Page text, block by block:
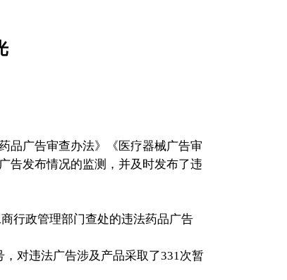
品广告审查办法》《医疗器械广告审
告发布情况的监测，并及时发布了违
行政管理部门查处的违法药品广告
对违法广告涉及产品采取了331次暂